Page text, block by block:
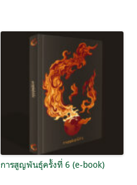
การสูญพันธุ์ครั้งที่ 6 (e-book)